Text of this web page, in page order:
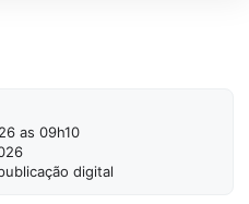
as 09h10
digital